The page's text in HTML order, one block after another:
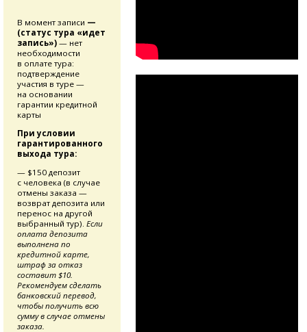
В момент записи —
(статус тура «идет
запись») — нет
необходимости
в оплате тура:
подтверждение
участия в туре —
на основании
гарантии кредитной
карты
При условии
гарантированного
выхода тура:
— $150 депозит
с человека (в случае
отмены заказа —
возврат депозита или
перенос на другой
выбранный тур). Если
оплата депозита
выполнена по
кредитной карте,
штраф за отказ
составит $10.
Рекомендуем сделать
банковский перевод,
чтобы получить всю
сумму в случае отмены
заказа.